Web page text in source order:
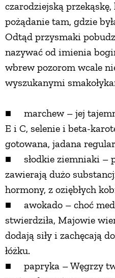
czarodziejską przekąskę,
pożądanie tam, gdzie
Odtąd przysmaki
nazywać od imienia
wbrew pozorom wcale
wyszukanymi
■ marchew – jej
E i C, selenie i beta-
gotowana, jadana
■ słodkie ziemniaki –
zawierają dużo
hormony, z oziębłych
■ awokado – choć
stwierdziła, Majowie
dodają siły i zachęcają
łóżku.
■ papryka – Węgrzy